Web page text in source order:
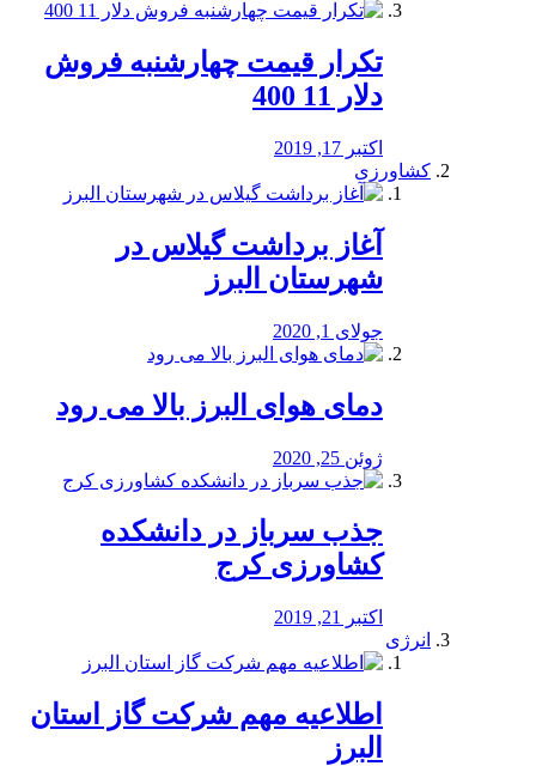
تکرار قیمت چهارشنبه فروش
دلار 11 400
اکتبر 17, 2019
کشاورزی
آغاز برداشت گیلاس در
شهرستان البرز
جولای 1, 2020
دمای هوای البرز بالا می رود
ژوئن 25, 2020
جذب سرباز در دانشکده
کشاورزی کرج
اکتبر 21, 2019
انرژی
️اطلاعیه مهم شرکت گاز استان
البرز